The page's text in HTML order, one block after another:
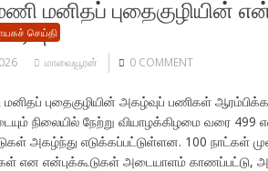
செய்தி
மனிதப் புதைகுழியின்
மாவையூரன் 0 COMMENT
புதைகுழியின் அகழ்வுப் பணிகள்
நிலையில் நேற்று வியாழக்கிழமை வரை 499
அகழ்ந்து எடுக்கப்பட்டுள்ளன. 100 நாட்கள்
என என்புக்கூடுகள் அடையாளம் காணப்பட்டு,